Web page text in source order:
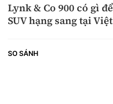
Lynk & Co 900 có gì
SUV hạng sang tại
SO SÁNH